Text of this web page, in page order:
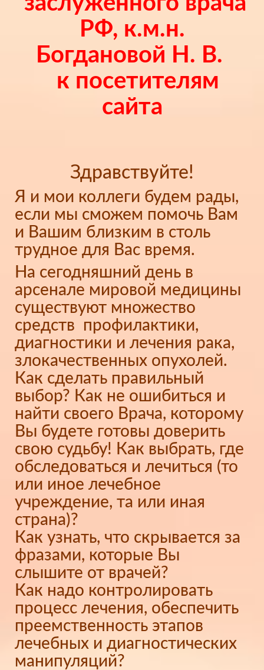
РФ, к.м.н.
Богдановой Н. В.
к посетителям
сайта
Здравствуйте!
Я и мои коллеги будем рады,
если мы сможем помочь Вам
и Вашим близким в столь
трудное для Вас время.
На сегодняшний день в
арсенале мировой медицины
существуют множество
средств профилактики,
диагностики и лечения рака,
злокачественных опухолей.
Как сделать правильный
выбор? Как не ошибиться и
найти своего Врача, которому
Вы будете готовы доверить
свою судьбу! Как выбрать, где
обследоваться и лечиться (то
или иное лечебное
учреждение, та или иная
страна)?
Как узнать, что скрывается за
фразами, которые Вы
слышите от врачей?
Как надо контролировать
процесс лечения, обеспечить
преемственность этапов
лечебных и диагностических
манипуляций?